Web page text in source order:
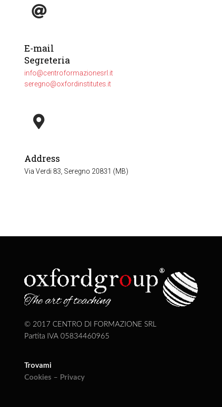
E-mail
Segreteria
info@centroformazionesrl.it
seregno@oxfordinstitutes.it
Address
Via Verdi 83, Seregno 20831 (MB)
© 2017 CENTRO DI FORMAZIONE SRL
Partita IVA 05834460965
Trovami
Cookies – Privacy